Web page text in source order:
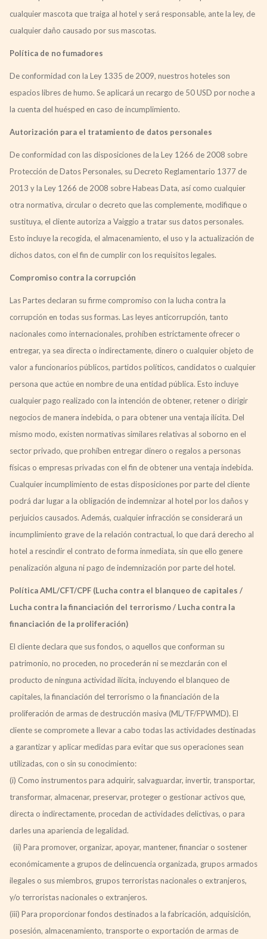
cualquier mascota que traiga al hotel y será responsable, ante la ley, de
cualquier daño causado por sus mascotas.
Política de no fumadores
De conformidad con la Ley 1335 de 2009, nuestros hoteles son
espacios libres de humo. Se aplicará un recargo de 50 USD por noche a
la cuenta del huésped en caso de incumplimiento.
Autorización para el tratamiento de datos personales
De conformidad con las disposiciones de la Ley 1266 de 2008 sobre
Protección de Datos Personales, su Decreto Reglamentario 1377 de
2013 y la Ley 1266 de 2008 sobre Habeas Data, así como cualquier
otra normativa, circular o decreto que las complemente, modifique o
sustituya, el cliente autoriza a Vaiggio a tratar sus datos personales.
Esto incluye la recogida, el almacenamiento, el uso y la actualización de
dichos datos, con el fin de cumplir con los requisitos legales.
Compromiso contra la corrupción
Las Partes declaran su firme compromiso con la lucha contra la
corrupción en todas sus formas. Las leyes anticorrupción, tanto
nacionales como internacionales, prohíben estrictamente ofrecer o
entregar, ya sea directa o indirectamente, dinero o cualquier objeto de
valor a funcionarios públicos, partidos políticos, candidatos o cualquier
persona que actúe en nombre de una entidad pública. Esto incluye
cualquier pago realizado con la intención de obtener, retener o dirigir
negocios de manera indebida, o para obtener una ventaja ilícita. Del
mismo modo, existen normativas similares relativas al soborno en el
sector privado, que prohíben entregar dinero o regalos a personas
físicas o empresas privadas con el fin de obtener una ventaja indebida.
Cualquier incumplimiento de estas disposiciones por parte del cliente
podrá dar lugar a la obligación de indemnizar al hotel por los daños y
perjuicios causados. Además, cualquier infracción se considerará un
incumplimiento grave de la relación contractual, lo que dará derecho al
hotel a rescindir el contrato de forma inmediata, sin que ello genere
penalización alguna ni pago de indemnización por parte del hotel.
Política AML/CFT/CPF (Lucha contra el blanqueo de capitales /
Lucha contra la financiación del terrorismo / Lucha contra la
financiación de la proliferación)
El cliente declara que sus fondos, o aquellos que conforman su
patrimonio, no proceden, no procederán ni se mezclarán con el
producto de ninguna actividad ilícita, incluyendo el blanqueo de
capitales, la financiación del terrorismo o la financiación de la
proliferación de armas de destrucción masiva (ML/TF/FPWMD). El
cliente se compromete a llevar a cabo todas las actividades destinadas
a garantizar y aplicar medidas para evitar que sus operaciones sean
utilizadas, con o sin su conocimiento:
(i) Como instrumentos para adquirir, salvaguardar, invertir, transportar,
transformar, almacenar, preservar, proteger o gestionar activos que,
directa o indirectamente, procedan de actividades delictivas, o para
darles una apariencia de legalidad.
(ii) Para promover, organizar, apoyar, mantener, financiar o sostener
económicamente a grupos de delincuencia organizada, grupos armados
ilegales o sus miembros, grupos terroristas nacionales o extranjeros,
y/o terroristas nacionales o extranjeros.
(iii) Para proporcionar fondos destinados a la fabricación, adquisición,
posesión, almacenamiento, transporte o exportación de armas de